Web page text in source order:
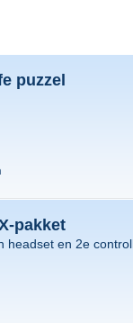
puzzel
pakket
headset en 2e